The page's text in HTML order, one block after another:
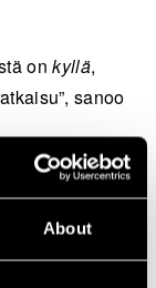
About
onkyllä,
sanoo